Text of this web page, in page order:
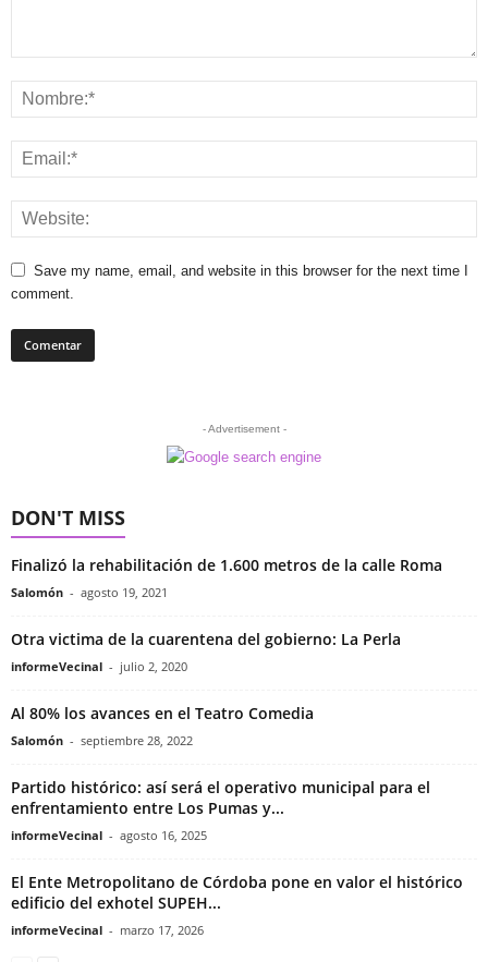
Save my name, email, and website in this browser for the next time I
comment.
- Advertisement -
DON'T MISS
Finalizó la rehabilitación de 1.600 metros de la calle Roma
Salomón - agosto 19, 2021
Otra victima de la cuarentena del gobierno: La Perla
informeVecinal - julio 2, 2020
Al 80% los avances en el Teatro Comedia
Salomón - septiembre 28, 2022
Partido histórico: así será el operativo municipal para el
enfrentamiento entre Los Pumas y...
informeVecinal - agosto 16, 2025
El Ente Metropolitano de Córdoba pone en valor el histórico
edificio del exhotel SUPEH...
informeVecinal - marzo 17, 2026